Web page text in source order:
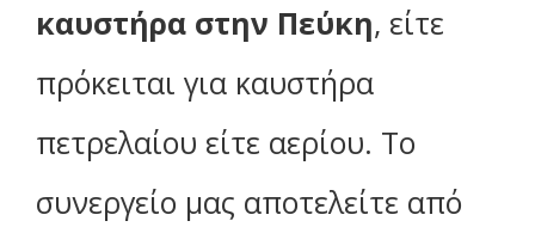
καυστήρα στην Πεύκη, είτε
πρόκειται για καυστήρα
πετρελαίου είτε αερίου. Το
συνεργείο μας αποτελείτε από